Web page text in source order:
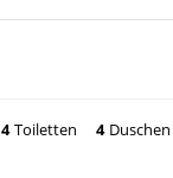
4 Toiletten 4 Duschen